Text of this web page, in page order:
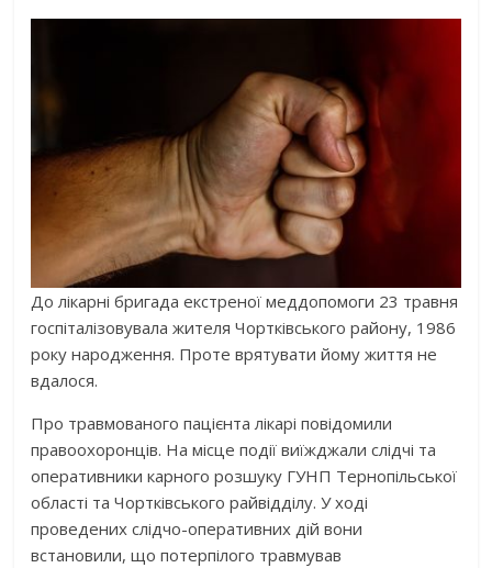
До лікарні бригада екстреної меддопомоги 23 травня
госпіталізовувала жителя Чортківського району, 1986
року народження. Проте врятувати йому життя не
вдалося.
Про травмованого пацієнта лікарі повідомили
правоохоронців. На місце події виїжджали слідчі та
оперативники карного розшуку ГУНП Тернопільської
області та Чортківського райвідділу. У ході
проведених слідчо-оперативних дій вони
встановили, що потерпілого травмував